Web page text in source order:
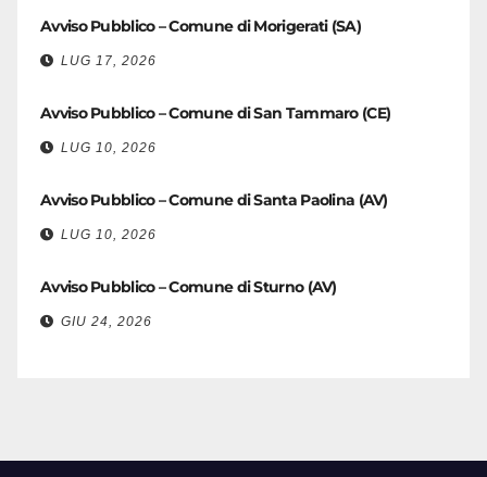
Avviso Pubblico – Comune di Morigerati (SA)
LUG 17, 2026
Avviso Pubblico – Comune di San Tammaro (CE)
LUG 10, 2026
Avviso Pubblico – Comune di Santa Paolina (AV)
LUG 10, 2026
Avviso Pubblico – Comune di Sturno (AV)
GIU 24, 2026